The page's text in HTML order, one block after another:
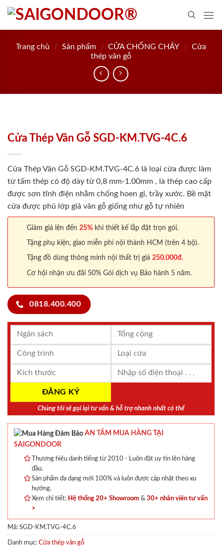
Skip
content
Trang chủ / Sản phẩm / CỬA CHỐNG CHÁY /
Cửa
thép vân gỗ
Cửa Thép Vân Gỗ SGD-KM.TVG-4C.6
Cửa Thép Vân Gỗ SGD-KM.TVG-4C.6 là loại cửa được làm
từ tấm thép có độ dày từ 0,8 mm-1.00mm , là thép cao cấp
được sơn tĩnh điện nhằm chống hoen gỉ, trầy xước. Bề mặt
cửa được phủ lớp giả vân gỗ giống như gỗ tự nhiên
Giảm giá lên đến 25% khi thiết kế lắp đặt trọn gói.
Tặng phụ kiện, giao miễn phí nội thành HCM (trên 4 bộ).
Tặng đồ dùng thông minh nội thất trị giá 250.000đ.
Cơ hội nhận ưu đãi 50% Gói dịch vụ Bảo hành 5 năm.
0818.400.400
Chúng tôi sẽ gọi lại tư vấn & hỗ trợ nhanh nhất có thể
AN TÂM MUA HÀNG TẠI
SAIGONDOOR
Thương hiệu danh tiếng từ 2010 - Luôn đặt uy tín lên hàng
đầu.
Sản phẩm đa dạng mới 100% và luôn được cập nhật theo xu
hướng.
Xem chi tiết: Hệ thống 20+ Showroom & 30+ nhân viên tư vấn
>
Mã: SGD-KM.TVG-4C.6
Danh mục: Cửa thép vân gỗ